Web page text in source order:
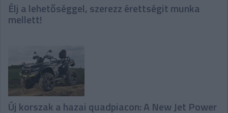
Élj a lehetőséggel, szerezz érettségit munka
mellett!
Új korszak a hazai quadpiacon: A New Jet Power